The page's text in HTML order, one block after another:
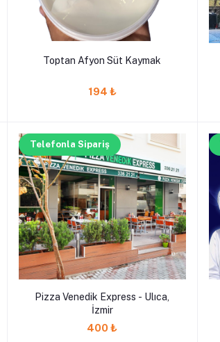
Toptan Afyon Süt Kaymak
194 ₺
Telefonla Sipariş
Pizza Venedik Express - Ulıca,
İzmir
400 ₺